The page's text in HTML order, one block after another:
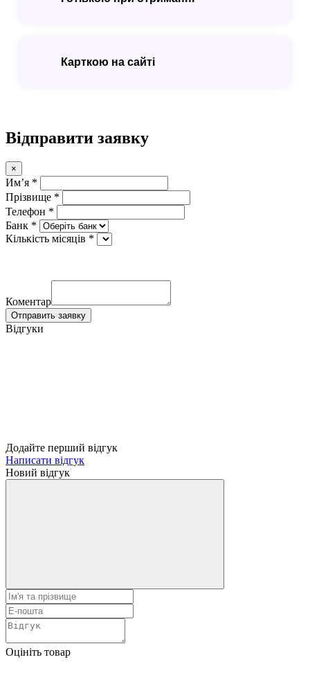
Карткою на сайті
Відправити заявку
×
Имʼя *
Прізвище *
Телефон *
Банк *
Кількість місяців *
Коментар
Отправить заявку
Відгуки
Додайте перший відгук
Написати відгук
Новий відгук
Оцініть товар